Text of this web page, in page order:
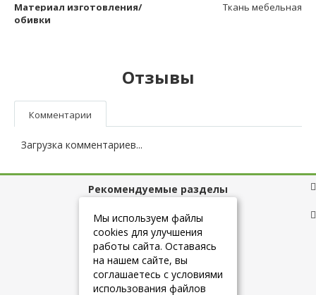
Материал изготовления/
обивки
Ткань мебельная
Отзывы
Комментарии
Загрузка комментариев...
Рекомендуемые разделы
Полезные ссылки
+7 (925) 084-10-60
Мы используем файлы
cookies для улучшения
работы сайта. Оставаясь
на нашем сайте, вы
соглашаетесь с условиями
использования файлов